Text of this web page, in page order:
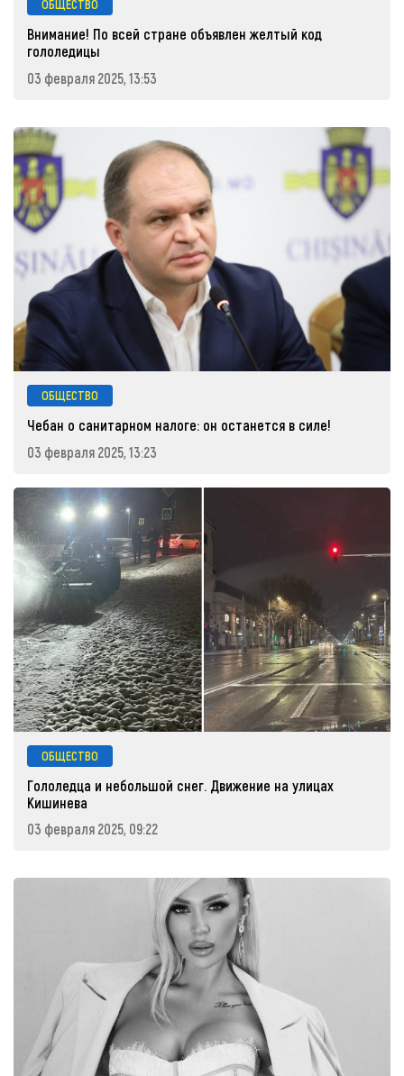
ОБЩЕСТВО
Внимание! По всей стране объявлен желтый код
гололедицы
03 февраля 2025, 13:53
ОБЩЕСТВО
Чебан о санитарном налоге: он останется в силе!
03 февраля 2025, 13:23
ОБЩЕСТВО
Гололедца и небольшой снег. Движение на улицах
Кишинева
03 февраля 2025, 09:22